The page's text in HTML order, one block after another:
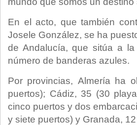
En el acto, que también
Josele González, se ha
de Andalucía, que sitúa a
número de banderas azules.
Por provincias, Almería ha
puertos); Cádiz, 35 (30
cinco puertos y dos
y siete puertos) y Granada,